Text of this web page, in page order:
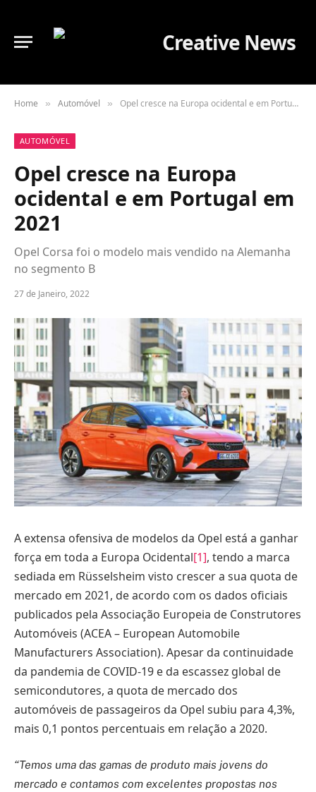
Home » Automóvel » Opel cresce na Europa ocidental e em Portugal em 2021
AUTOMÓVEL
Opel cresce na Europa
ocidental e em Portugal em
2021
Opel Corsa foi o modelo mais vendido na Alemanha
no segmento B
27 de Janeiro, 2022
A extensa ofensiva de modelos da Opel está a ganhar
força em toda a Europa Ocidental[1], tendo a marca
sediada em Rüsselsheim visto crescer a sua quota de
mercado em 2021, de acordo com os dados oficiais
publicados pela Associação Europeia de Construtores
Automóveis (ACEA – European Automobile
Manufacturers Association). Apesar da continuidade
da pandemia de COVID-19 e da escassez global de
semicondutores, a quota de mercado dos
automóveis de passageiros da Opel subiu para 4,3%,
mais 0,1 pontos percentuais em relação a 2020.
“Temos uma das gamas de produto mais jovens do
mercado e contamos com excelentes propostas nos